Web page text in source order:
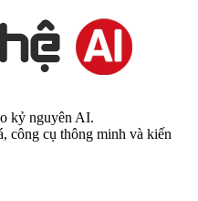
kỷ nguyên AI.
công cụ thông minh và kiến